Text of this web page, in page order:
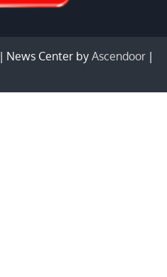
| News Center by Ascendoor |